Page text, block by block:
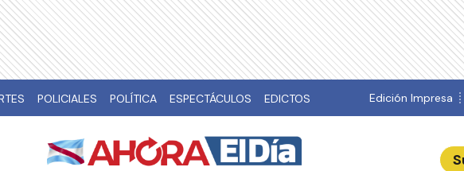
POLICIALES POLÍTICA ESPECTÁCULOS EDICTOS Edición Impresa